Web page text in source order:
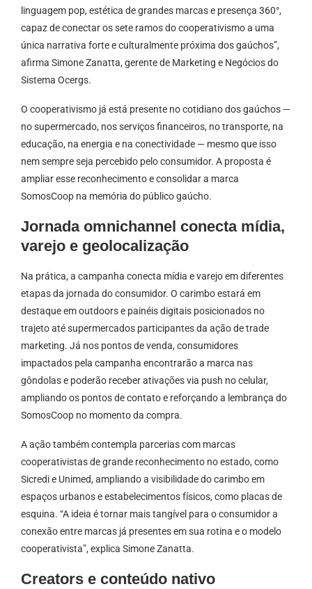
linguagem pop, estética de grandes marcas e presença 360°,
capaz de conectar os sete ramos do cooperativismo a uma
única narrativa forte e culturalmente próxima dos gaúchos”,
afirma Simone Zanatta, gerente de Marketing e Negócios do
Sistema Ocergs.
O cooperativismo já está presente no cotidiano dos gaúchos —
no supermercado, nos serviços financeiros, no transporte, na
educação, na energia e na conectividade — mesmo que isso
nem sempre seja percebido pelo consumidor. A proposta é
ampliar esse reconhecimento e consolidar a marca
SomosCoop na memória do público gaúcho.
Jornada omnichannel conecta mídia,
varejo e geolocalização
Na prática, a campanha conecta mídia e varejo em diferentes
etapas da jornada do consumidor. O carimbo estará em
destaque em outdoors e painéis digitais posicionados no
trajeto até supermercados participantes da ação de trade
marketing. Já nos pontos de venda, consumidores
impactados pela campanha encontrarão a marca nas
gôndolas e poderão receber ativações via push no celular,
ampliando os pontos de contato e reforçando a lembrança do
SomosCoop no momento da compra.
A ação também contempla parcerias com marcas
cooperativistas de grande reconhecimento no estado, como
Sicredi e Unimed, ampliando a visibilidade do carimbo em
espaços urbanos e estabelecimentos físicos, como placas de
esquina. “A ideia é tornar mais tangível para o consumidor a
conexão entre marcas já presentes em sua rotina e o modelo
cooperativista”, explica Simone Zanatta.
Creators e conteúdo nativo